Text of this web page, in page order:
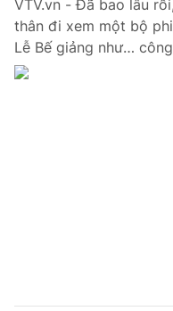
VTV.vn - Đã bao lâu
thân đi xem một bộ
Lễ Bế giảng như…